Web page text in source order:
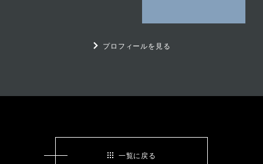
プロフィールを見る
一覧に戻る